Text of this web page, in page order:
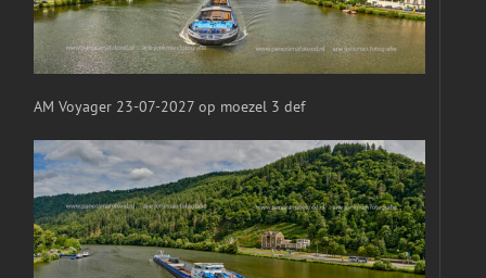
AM Voyager 23-07-2027 op moezel 3 def